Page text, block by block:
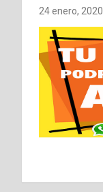
24 enero, 2020